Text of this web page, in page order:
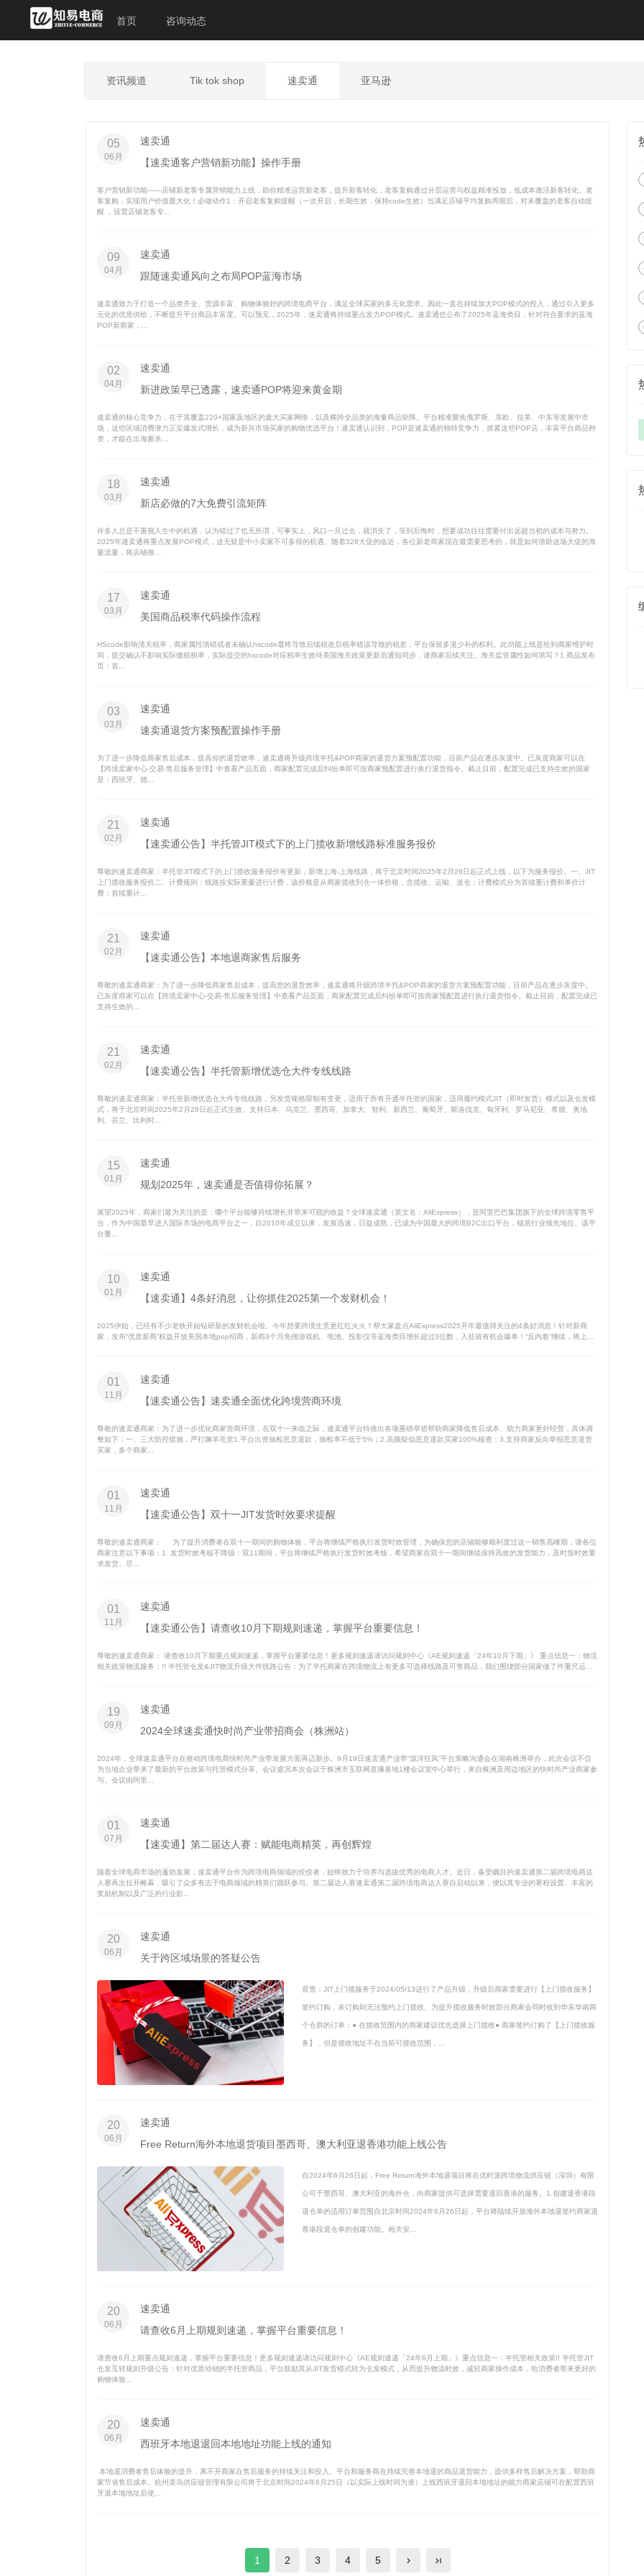
首页 咨询动态
资讯频道 Tik tok shop 速卖通 亚马逊
05
06月
速卖通
【速卖通客户营销新功能】操作手册
客户营销新功能——店铺新老客专属营销能力上线，助你精准运营新老客，提升新客转化，老客复购通过分层运营与权益精准投放，低成本激活新客转化、老
客复购，实现用户价值最大化！必做动作1：开启老客复购提醒（一次开启，长期生效，保持code生效）当满足店铺平均复购周期后，对未覆盖的老客自动提
醒 ，设置店铺老客专...
09
04月
速卖通
跟随速卖通风向之布局POP蓝海市场
速卖通致力于打造一个品类齐全、货源丰富、购物体验好的跨境电商平台，满足全球买家的多元化需求。因此一直在持续加大POP模式的投入，通过引入更多
元化的优质供给，不断提升平台商品丰富度。可以预见，2025年，速卖通将持续重点发力POP模式。速卖通也公布了2025年蓝海类目，针对符合要求的蓝海
POP新商家，...
02
04月
速卖通
新进政策早已透露，速卖通POP将迎来黄金期
速卖通的核心竞争力，在于其覆盖220+国家及地区的庞大买家网络，以及横跨全品类的海量商品矩阵。平台精准聚焦俄罗斯、东欧、拉美、中东等发展中市
场，这些区域消费潜力正呈爆发式增长，成为新兴市场买家的购物优选平台！速卖通认识到，POP是速卖通的独特竞争力，抓紧这些POP店，丰富平台商品种
类，才能在出海厮杀...
18
03月
速卖通
新店必做的7大免费引流矩阵
许多人总是不重视人生中的机遇，认为错过了也无所谓，可事实上，风口一旦过去，就消失了，等到后悔时，想要成功往往需要付出远超当初的成本与努力。
2025年速卖通将重点发展POP模式，这无疑是中小卖家不可多得的机遇。随着328大促的临近，各位新老商家现在最需要思考的，就是如何借助这场大促的海
量流量，将店铺推...
17
03月
速卖通
美国商品税率代码操作流程
HScode影响清关税率，商家属性填错或者未确认hscode最终导致后续税改后税率错误导致的税差，平台保留多退少补的权利。此功能上线是给到商家维护时
间，提交确认不影响实际缴税税率，实际提交的hscode对应税率生效待美国海关政策更新后通知同步，请商家后续关注。海关监管属性如何填写？1.商品发布
页：首...
03
03月
速卖通
速卖通退货方案预配置操作手册
为了进一步降低商家售后成本，提高你的退货效率，速卖通将升级跨境半托&POP商家的退货方案预配置功能，目前产品在逐步灰度中。已灰度商家可以在
【跨境卖家中心-交易-售后服务管理】中查看产品页面，商家配置完成后纠纷单即可按商家预配置进行执行退货指令。截止目前，配置完成已支持生效的国家
是：西班牙、德...
21
02月
速卖通
【速卖通公告】半托管JIT模式下的上门揽收新增线路标准服务报价
尊敬的速卖通商家：半托管JIT模式下的上门揽收服务报价有更新，新增上海-上海线路，将于北京时间2025年2月28日起正式上线，以下为服务报价。一、JIT
上门揽收服务报价二、计费规则：线路按实际重量进行计费，该价格是从商家揽收到仓一体价格，含揽收、运输、送仓；计费模式分为首续重计费和单价计
费：首续重计...
21
02月
速卖通
【速卖通公告】本地退商家售后服务
尊敬的速卖通商家：为了进一步降低商家售后成本，提高您的退货效率，速卖通将升级跨境半托&POP商家的退货方案预配置功能，目前产品在逐步灰度中。
已灰度商家可以在【跨境卖家中心-交易-售后服务管理】中查看产品页面，商家配置完成后纠纷单即可按商家预配置进行执行退货指令。截止目前，配置完成已
支持生效的...
21
02月
速卖通
【速卖通公告】半托管新增优选仓大件专线线路
尊敬的速卖通商家：半托管新增优选仓大件专线线路，另发货规格限制有变更，适用于所有开通半托管的国家，适用履约模式JIT（即时发货）模式以及仓发模
式，将于北京时间2025年2月28日起正式生效。支持日本、乌克兰、墨西哥、加拿大、智利、新西兰、葡萄牙、斯洛伐克、匈牙利、罗马尼亚、希腊、奥地
利、芬兰、比利时...
15
01月
速卖通
规划2025年，速卖通是否值得你拓展？
展望2025年，商家们最为关注的是：哪个平台能够持续增长并带来可观的收益？全球速卖通（英文名：AliExpress），是阿里巴巴集团旗下的全球跨境零售平
台，作为中国最早进入国际市场的电商平台之一，自2010年成立以来，发展迅速，日益成熟，已成为中国最大的跨境B2C出口平台，稳居行业领先地位。该平
台覆...
10
01月
速卖通
【速卖通】4条好消息，让你抓住2025第一个发财机会！
2025伊始，已经有不少老铁开始钻研新的发财机会啦。今年想要跨境生意更红红火火？帮大家盘点AliExpress2025开年最值得关注的4条好消息！针对新商
家，发布“优质新商”权益开放美国本地pop招商，新商3个月免佣游戏机、电池、投影仪等蓝海类目增长超过3位数，入驻就有机会爆单！“反内卷”继续，将上...
01
11月
速卖通
【速卖通公告】速卖通全面优化跨境营商环境
尊敬的速卖通商家：为了进一步优化商家营商环境，在双十一来临之际，速卖通平台特推出各项重磅举措帮助商家降低售后成本、助力商家更好经营，具体调
整如下：一、三大防控措施，严打薅羊毛党1.平台出资抽检恶意退款，抽检率不低于5%；2.高频疑似恶意退款买家100%核查；3.支持商家反向举报恶意退货
买家，多个商家...
01
11月
速卖通
【速卖通公告】双十一JIT发货时效要求提醒
尊敬的速卖通商家： 为了提升消费者在双十一期间的购物体验，平台将继续严格执行发货时效管理，为确保您的店铺能够顺利度过这一销售高峰期，请各位
商家注意以下事项：1. 发货时效考核不降级：双11期间，平台将继续严格执行发货时效考核，希望商家在双十一期间继续保持高效的发货能力，及时按时效要
求发货。尽...
01
11月
速卖通
【速卖通公告】请查收10月下期规则速递，掌握平台重要信息！
尊敬的速卖通商家： 请查收10月下期重点规则速递，掌握平台重要信息！更多规则速递请访问规则中心《AE规则速递「24年10月下期」》 重点信息一：物流
相关政策物流服务：!! 半托管仓发&JIT物流升级大件线路公告：为了半托商家在跨境物流上有更多可选择线路及可售商品，我们围绕部分国家做了件重尺运...
19
09月
速卖通
2024全球速卖通快时尚产业带招商会（株洲站）
2024年，全球速卖通平台在推动跨境电商快时尚产业带发展方面再迈新步。9月19日速卖通产业带“源洋狂风”平台策略沟通会在湖南株洲举办，此次会议不仅
为当地企业带来了最新的平台政策与托管模式分享。会议盛况本次会议于株洲市互联网直播基地1楼会议室中心举行，来自株洲及周边地区的快时尚产业商家参
与。会议由阿里...
01
07月
速卖通
【速卖通】第二届达人赛：赋能电商精英，再创辉煌
随着全球电商市场的蓬勃发展，速卖通平台作为跨境电商领域的佼佼者，始终致力于培养与选拔优秀的电商人才。近日，备受瞩目的速卖通第二届跨境电商达
人赛再次拉开帷幕，吸引了众多有志于电商领域的精英们踊跃参与。第二届达人赛速卖通第二届跨境电商达人赛自启动以来，便以其专业的赛程设置、丰富的
奖励机制以及广泛的行业影...
20
06月
速卖通
关于跨区域场景的答疑公告
背景：JIT上门揽服务于2024/05/13进行了产品升级，升级后商家需要进行【上门揽收服务】
签约订购，未订购则无法预约上门揽收。为提升揽收服务时效部分商家会同时收到华东华南两
个仓群的订单：● 在揽收范围内的商家建议优先选择上门揽收● 商家签约订购了【上门揽收服
务】，但是揽收地址不在当前可揽收范围，...
20
06月
速卖通
Free Return海外本地退货项目墨西哥、澳大利亚退香港功能上线公告
自2024年6月26日起，Free Return海外本地退项目将在优时派跨境物流供应链（深圳）有限
公司于墨西哥、澳大利亚的海外仓，向商家提供可选择需要退回香港的服务。1.创建退香港段
退仓单的适用订单范围自北京时间2024年6月26日起，平台将陆续开放海外本地退签约商家退
香港段退仓单的创建功能。相关安...
20
06月
速卖通
请查收6月上期规则速递，掌握平台重要信息！
请查收6月上期重点规则速递，掌握平台重要信息！更多规则速递请访问规则中心《AE规则速递「24年6月上期」》重点信息一：半托管相关政策!! 半托管JIT
仓发互转规则升级公告：针对优质动销的半托管商品，平台鼓励其从JIT发货模式转为仓发模式，从而提升物流时效，减轻商家操作成本，给消费者带来更好的
购物体验...
20
06月
速卖通
西班牙本地退退回本地地址功能上线的通知
本地退消费者售后体验的提升，离不开商家在售后服务的持续关注和投入。平台和服务商在持续完善本地退的商品退货能力，提供多样售后解决方案，帮助商
家节省售后成本。杭州菜鸟供应链管理有限公司将于北京时间2024年6月25日（以实际上线时间为准）上线西班牙退回本地地址的能力商家店铺可在配置西班
牙退本地地址后使...
1 2 3 4 5